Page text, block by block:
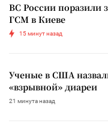
ВС России поразили
ГСМ в Киеве
15 минут назад
Ученые в США
«взрывной» диареи
21 минута назад